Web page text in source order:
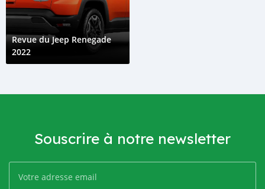
Revue du Jeep Renegade
2022
Souscrire à notre newsletter